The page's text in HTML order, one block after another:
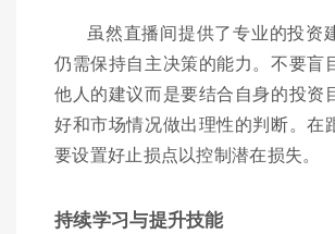
虽然直播间提供了专业的投资
仍需保持自主决策的能力。不要盲
他人的建议而是要结合自身的投资
好和市场情况做出理性的判断。在
要设置好止损点以控制潜在损失。
持续学习与提升技能